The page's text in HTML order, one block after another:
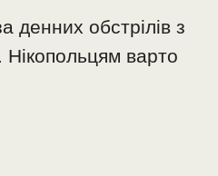
денних обстрілів з
варто